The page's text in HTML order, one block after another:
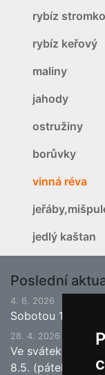
rybíz
rybíz keřový
maliny
jahody
ostružiny
borůvky
vinná réva
jedlý kaštan
Poslední
4. 6. 2026
Sobotou
28. 4. 2026
Ve svátek 1.5.
8.5. (pátek) bude